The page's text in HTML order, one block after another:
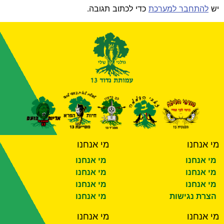
יש להתחבר למערכת כדי לכתוב תגובה.
מי אנחנו
מי אנחנו
מי אנחנו
מי אנחנו
הצרת נגישות
מי אנחנו
מי אנחנו
מי אנחנו
מי אנחנו
מי אנחנו
מי אנחנו מי אנחנו